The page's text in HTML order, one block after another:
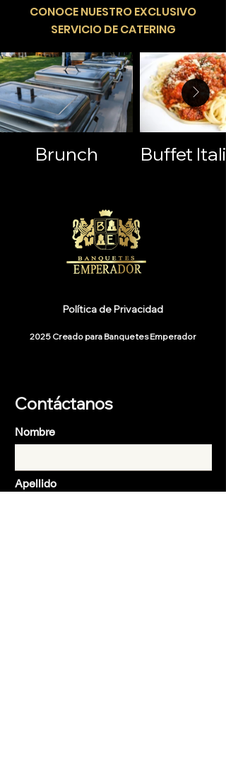
​CONOCE NUESTRO EXCLUSIVO
SERVICIO DE CATERING
Brunch Buffet
Política de Privacidad
2025 Creado para Banquetes Emperador
Contáctanos
Nombre
Apellido